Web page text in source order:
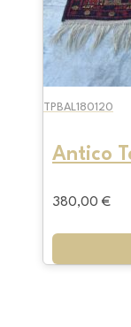
TPBAL180120
Antico
380,00 €